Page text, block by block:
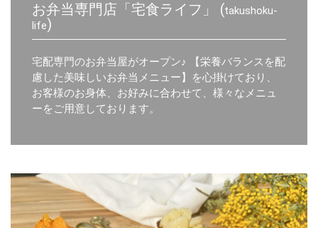
お弁当専門店「宅食ライフ」 (takushoku-
life)
宅配専門のお弁当屋がオープン♪ 【栄養バランスを配
慮した美味しいお弁当メニュー】を心掛けており、
お客様のお身体、お好みに合わせて、様々なメニュ
ーをご用意しております。